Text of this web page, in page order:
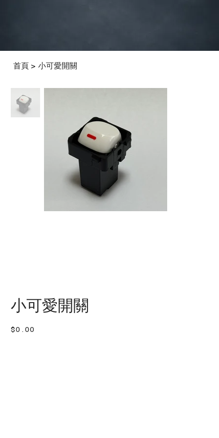
首頁 > 小可愛開關
小可愛開關
價
格
$0.00